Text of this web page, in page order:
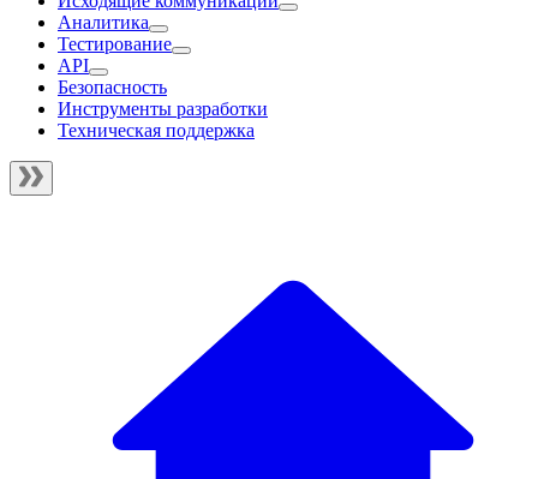
Аналитика
Тестирование
API
Безопасность
Инструменты разработки
Техническая поддержка